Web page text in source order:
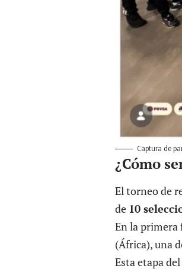
Captura de
¿Cómo
El torneo de
de 10
En la primera
(África), una
Esta etapa